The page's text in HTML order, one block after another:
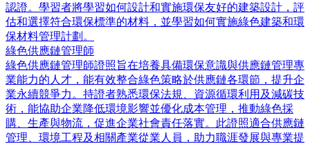
認證。學習者將學習如何設計和實施環保友好的建築設計，評
估和選擇符合環保標準的材料，並學習如何實施綠色建築和環
保材料管理計劃。
綠色供應鏈管理師
綠色供應鏈管理師證照旨在培養具備環保意識與供應鏈管理專
業能力的人才，能有效整合綠色策略於供應鏈各環節，提升企
業永續競爭力。持證者熟悉環保法規、資源循環利用及減碳技
術，能協助企業降低環境影響並優化成本管理，推動綠色採
購、生產與物流，促進企業社會責任落實。此證照適合供應鏈
管理、環境工程及相關產業從業人員，助力職涯發展與專業提